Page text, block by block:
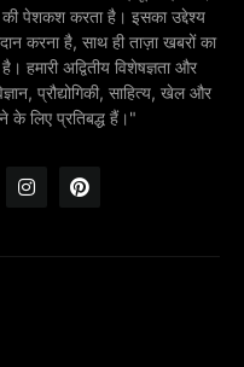
की पेशकश करता है। इसका उद्देश्य
करना है, साथ ही ताज़ा खबरों का
हमारी अद्वितीय विशेषज्ञता और
प्रौद्योगिकी, साहित्य, खेल और
के लिए प्रतिबद्ध हैं।"